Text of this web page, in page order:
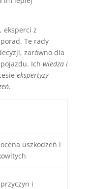
eksperci z
Te rady
zarówno dla
Ich wiedza i
ekspertyzy
.
uszkodzeń i
i